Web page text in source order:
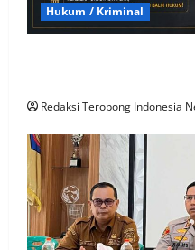
Hukum / Kriminal
Redaksi Teropong Indonesia